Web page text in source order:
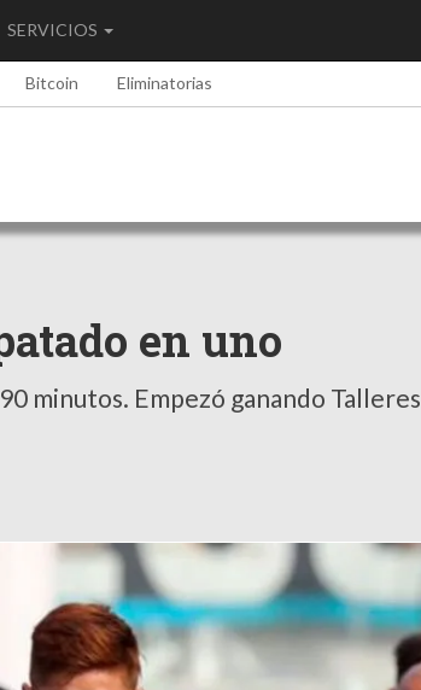
SERVICIOS
Bitcoin Eliminatorias
en uno
minutos. Empezó ganando Talleres